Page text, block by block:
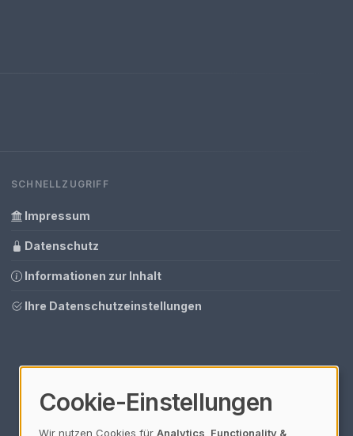
SCHNELLZUGRIFF
Impressum
Datenschutz
Informationen zur Inhalt
Ihre Datenschutzeinstellungen
Cookie-Einstellungen
Wir nutzen Cookies für Analytics, Functionality &